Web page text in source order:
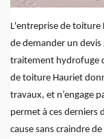
L'entreprise de toiture
de demander un
traitement hydrofuge
de toiture Hauriet
travaux, et n’engage
permet à ces derniers
cause sans craindre